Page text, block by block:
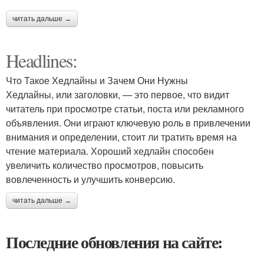
читать дальше →
Headlines:
Что Такое Хедлайны и Зачем Они Нужны
Хедлайны, или заголовки, — это первое, что видит
читатель при просмотре статьи, поста или рекламного
объявления. Они играют ключевую роль в привлечении
внимания и определении, стоит ли тратить время на
чтение материала. Хороший хедлайн способен
увеличить количество просмотров, повысить
вовлеченность и улучшить конверсию.
читать дальше →
Последние обновления на сайте: